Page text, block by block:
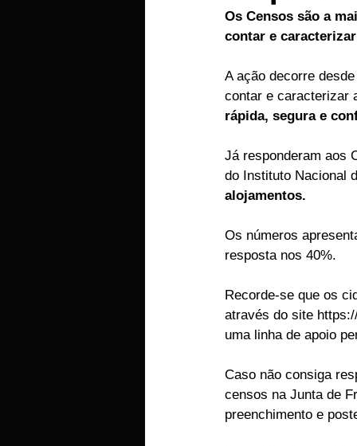
EMPRESAS ARTIGOS LUSA
Os Censos são a
contar e
A ação decorre
contar e caracterizar
rápida, segura e
Já responderam aos
do Instituto Nacional
alojamentos.
Os números
resposta nos 40%.
Recorde-se que os
através do site
uma linha de apoio
Caso não consiga
censos na Junta de
preenchimento e